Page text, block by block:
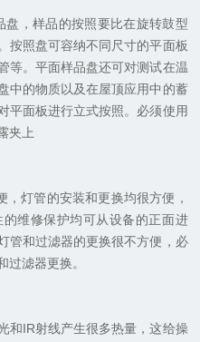
，样品的按照要比在旋转鼓型
按照盘可容纳不同尺寸的平面板
等。平面样品盘还可对测试在温
中的物质以及在屋顶应用中的蓄
平面板进行立式按照。必须使用
夹上
灯管的安装和更换均很方便，
维修保护均可从设备的正面进
管和过滤器的更换很不方便，必
过滤器更换。
和IR射线产生很多热量，这给操